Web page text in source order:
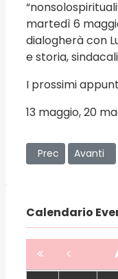
martedì 6
dialogherà con
e storia,
I prossimi
13 maggio, 20
Articolo
Prec Articolo
Avanti
Calendario